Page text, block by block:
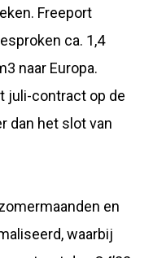
Freeport
ca. 1,4
naar Europa.
juli-contract op de
dan het slot van
en
waarbij